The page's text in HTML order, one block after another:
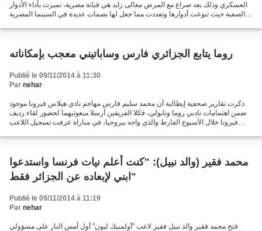
العسكري وذلك بعد صراع مع المرض معالى زايد هي فنانة مصرية، تميزت بأداء الأدوار
الصعبة حيث تنوعت أدوارها وتعددت مما جعل لها بصمات عديدة في السينما المصرية
روما يتابع الجزائري فارس وساباتيني معجب بإمكاناته
Publié le 09/11/2014 à 11:30
Par nehar
ذكرت تقارير صحفية إيطالية أن محمد سليم فارس مهاجم نادي هيلاس فيرونا موجود
ضمن اهتمامات ناديي روما ونابولي، فكلا الفريقين أرسلا مبعوثيهما لحضور لقاء رديف
فيرونا خلال الأسبوع الفارط والذي واجه بيروجيا، في مباراة عرفت تسجيل اللاعب
محمد فقير (والد نبيل): "كنت أعلم نيات فرنسا واستدعوا
ابني لإبعاده عن الجزائر فقط"
Publié le 09/11/2014 à 11:19
Par nehar
فتح محمد فقير والد نبيل فقير لاعب "أولمبيك ليون" أول أمس النار على مسؤولي